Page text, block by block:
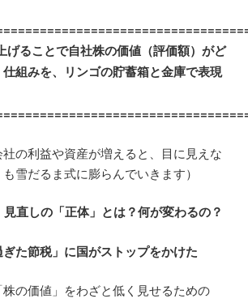
げることで自社株の価値（評価額）がど
組みを、リンゴの貯蓄箱と金庫で表現
社の利益や資産が増えると、目に見えな
雪だるま式に膨らんでいきます）
直しの「正体」とは？何が変わるの？
た節税」に国がストップをかけた
の価値」をわざと低く見せるための